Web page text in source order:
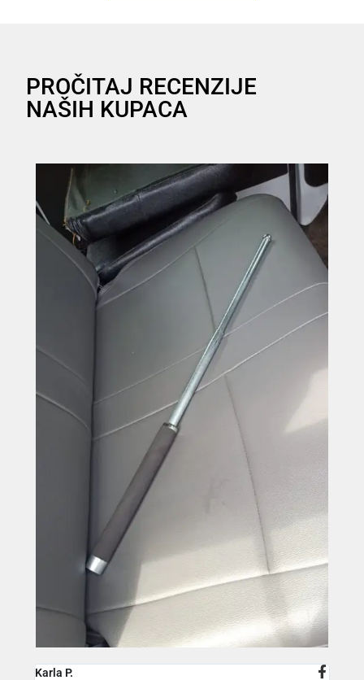
PROČITAJ RECENZIJE
NAŠIH KUPACA
Karla P.